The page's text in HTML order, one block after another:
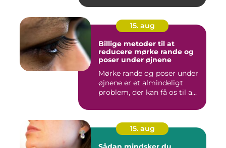
15. aug
Billige metoder til at
reducere mørke rande og
poser under øjnene
Mørke rande og poser under
øjnene er et almindeligt
problem, der kan få os til a...
15. aug